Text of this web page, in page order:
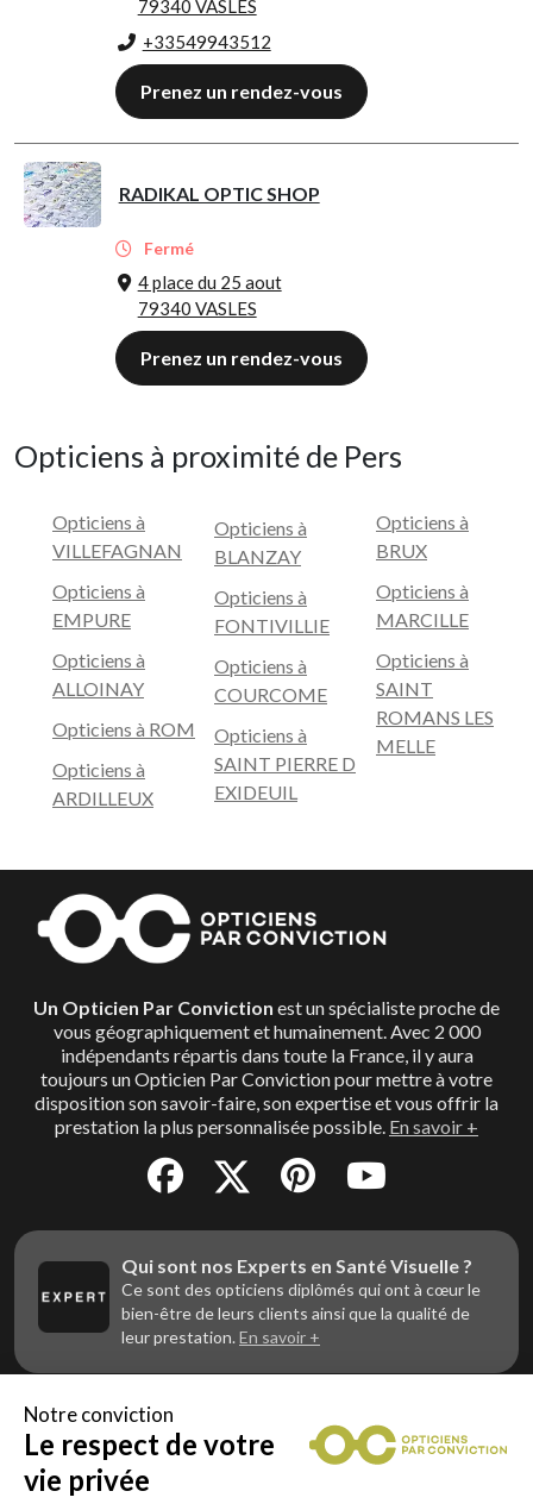
79340 VASLES
+33549943512
Prenez un rendez-vous
RADIKAL OPTIC SHOP
Fermé
4 place du 25 aout
79340 VASLES
Prenez un rendez-vous
Opticiens à proximité de Pers
Opticiens à
VILLEFAGNAN
Opticiens à
EMPURE
Opticiens à
ALLOINAY
Opticiens à ROM
Opticiens à
ARDILLEUX
Opticiens à
BLANZAY
Opticiens à
FONTIVILLIE
Opticiens à
COURCOME
Opticiens à
SAINT PIERRE D
EXIDEUIL
Opticiens à
BRUX
Opticiens à
MARCILLE
Opticiens à
SAINT
ROMANS LES
MELLE
Un Opticien Par Conviction est un spécialiste proche de
vous géographiquement et humainement. Avec 2 000
indépendants répartis dans toute la France, il y aura
toujours un Opticien Par Conviction pour mettre à votre
disposition son savoir-faire, son expertise et vous offrir la
prestation la plus personnalisée possible. En savoir +
Qui sont nos Experts en Santé Visuelle ?
Ce sont des opticiens diplômés qui ont à cœur le
bien-être de leurs clients ainsi que la qualité de
leur prestation. En savoir +
Vous êtes un professionnel de la vue et
vous souhaitez nous rejoindre ?
Contactez Alliance Optic, la centrale d’achats et
Notre conviction
Le respect de votre
vie privée